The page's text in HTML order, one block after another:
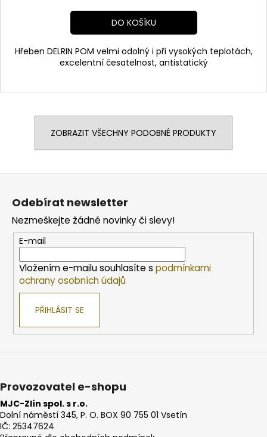
DO KOŠÍKU
Hřeben DELRIN POM velmi odolný i při vysokých teplotách,
excelentní česatelnost, antistatický
ZOBRAZIT VŠECHNY PODOBNÉ PRODUKTY
Z
Odebírat newsletter
Nezmeškejte žádné novinky či slevy!
E-mail
Vložením e-mailu souhlasíte s podmínkami
ochrany osobních údajů
PŘIHLÁSIT SE
Provozovatel e-shopu
MJC-Zlín spol. s r.o.
Dolní náměstí 345, P. O. BOX 90 755 01 Vsetín
IČ: 25347624